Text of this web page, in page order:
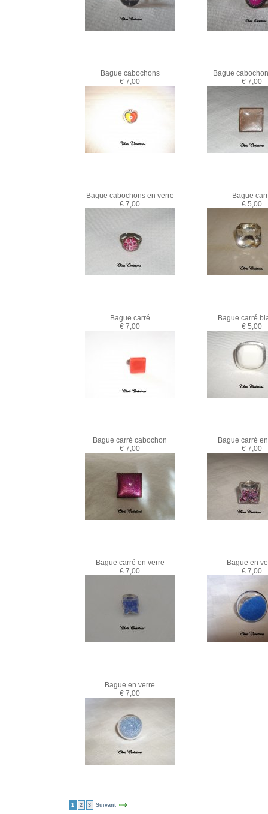
Bague cabochons
€ 7,00
Bague
€ 7,00
Bague cabochons en verre
€ 7,00
Bague
€ 5,00
Bague carré
€ 7,00
Bague carré
€ 5,00
Bague carré cabochon
€ 7,00
Bague carré
€ 7,00
Bague carré en verre
€ 7,00
Bague en
€ 7,00
Bague en verre
€ 7,00
1 2 3 Suivant